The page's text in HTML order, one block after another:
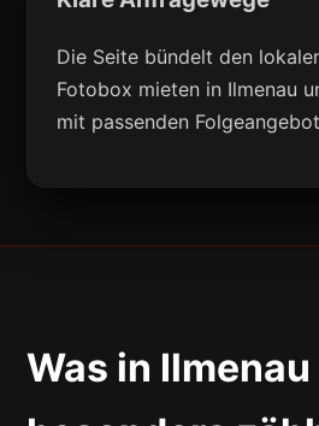
Die Seite bündelt den
Fotobox mieten in Ilmenau
mit passenden
Was in Ilmenau